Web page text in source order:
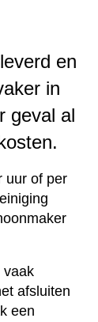
en
in
geval al
uur of per
vaak
afsluiten
een